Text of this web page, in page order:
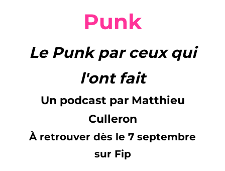
Punk
Le Punk par ceux qui
l'ont fait
Un podcast par Matthieu
Culleron
À retrouver dès le 7 septembre
sur Fip